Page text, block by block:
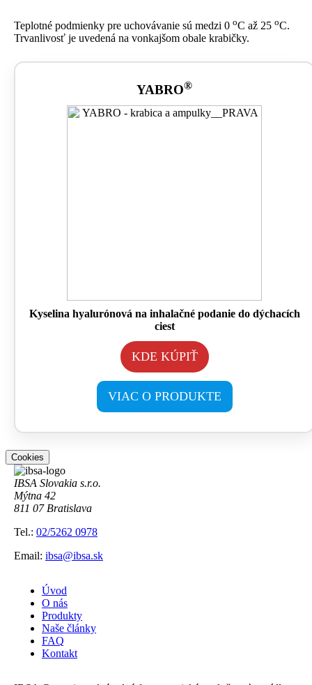
Teplotné podmienky pre uchovávanie sú medzi 0 oC až 25 oC.
Trvanlivosť je uvedená na vonkajšom obale krabičky.
YABRO®
Kyselina hyalurónová na inhalačné podanie do dýchacích
ciest
KDE KÚPIŤ
VIAC O PRODUKTE
Cookies
IBSA Slovakia s.r.o.
Mýtna 42
811 07 Bratislava
Tel.: 02/5262 0978
Email: ibsa@ibsa.sk
Úvod
O nás
Produkty
Naše články
FAQ
Kontakt